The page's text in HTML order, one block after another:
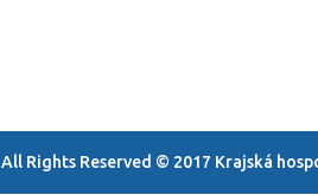
All Rights Reserved © 2017 Krajská